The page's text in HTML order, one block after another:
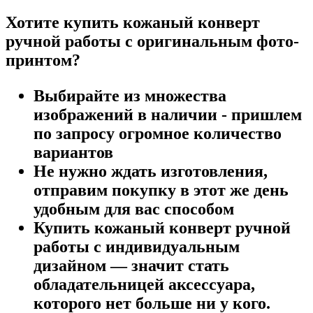
Хотите купить кожаный конверт
ручной работы с оригинальным фото-
принтом?
Выбирайте из множества
изображений в наличии - пришлем
по запросу огромное количество
вариантов
Не нужно ждать изготовления,
отправим покупку в этот же день
удобным для вас способом
Купить кожаный конверт ручной
работы с индивидуальным
дизайном — значит стать
обладательницей аксессуара,
которого нет больше ни у кого.